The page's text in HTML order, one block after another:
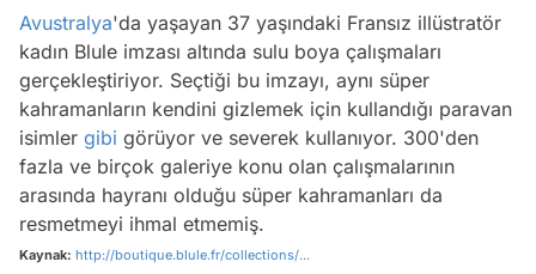
Avustralya'da yaşayan 37 yaşındaki Fransız illüstratör
kadın Blule imzası altında sulu boya çalışmaları
gerçekleştiriyor. Seçtiği bu imzayı, aynı süper
kahramanların kendini gizlemek için kullandığı paravan
isimler gibi görüyor ve severek kullanıyor. 300'den
fazla ve birçok galeriye konu olan çalışmalarının
arasında hayranı olduğu süper kahramanları da
resmetmeyi ihmal etmemiş.
Kaynak: http://boutique.blule.fr/collections/...